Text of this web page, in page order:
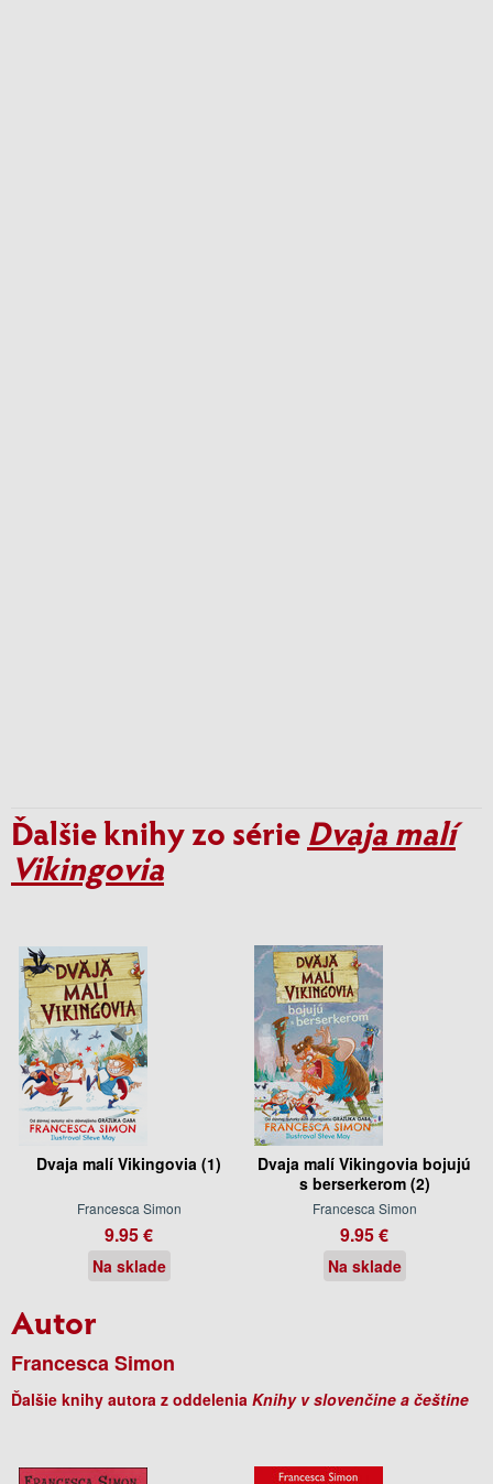
Ďalšie knihy zo série Dvaja malí
Vikingovia
Dvaja malí Vikingovia (1)
Francesca Simon
9.95 €
Na sklade
Dvaja malí Vikingovia bojujú
s berserkerom (2)
Francesca Simon
9.95 €
Na sklade
Autor
Francesca Simon
Ďalšie knihy autora z oddelenia Knihy v slovenčine a češtine